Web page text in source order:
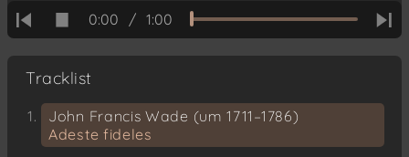
0:00 / 1:00
Tracklist
John Francis Wade (um 1711–1786)
Adeste fideles